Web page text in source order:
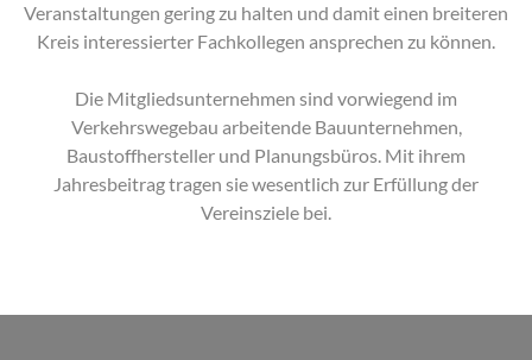
Veranstaltungen gering zu halten und damit einen breiteren
Kreis interessierter Fachkollegen ansprechen zu können.
Die Mitgliedsunternehmen sind vorwiegend im
Verkehrswegebau arbeitende Bauunternehmen,
Baustoffhersteller und Planungsbüros. Mit ihrem
Jahresbeitrag tragen sie wesentlich zur Erfüllung der
Vereinsziele bei.